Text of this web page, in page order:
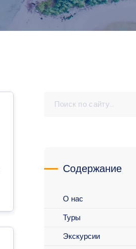
Содержание
О нас
Туры
Экскурсии